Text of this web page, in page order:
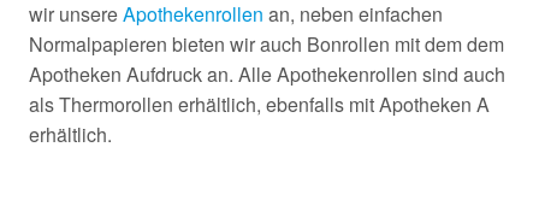
wir unsereApothekenrollen an, neben einfachen
Normalpapieren bieten wir auch Bonrollen mit dem dem
Apotheken Aufdruck an. Alle Apothekenrollen sind auch
als Thermorollen erhältlich, ebenfalls mit Apotheken A
erhältlich.